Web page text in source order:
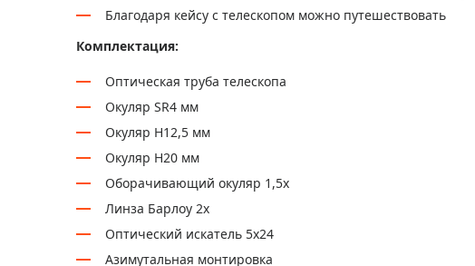
Благодаря кейсу с телескопом можно путешествовать
Комплектация:
Оптическая труба телескопа
Окуляр SR4 мм
Окуляр H12,5 мм
Окуляр H20 мм
Оборачивающий окуляр 1,5х
Линза Барлоу 2х
Оптический искатель 5х24
Азимутальная монтировка